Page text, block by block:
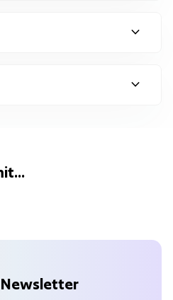
expand_more
expand_more
Newsletter